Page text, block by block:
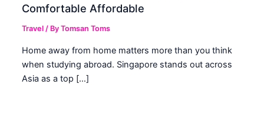
Comfortable Affordable
Travel / ByTomsan Toms
Home away from home matters more than you think
when studying abroad. Singapore stands out across
Asia as a top […]